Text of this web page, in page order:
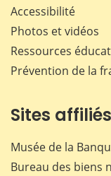
Accessibilité
Photos et vidéos
Ressources
Prévention de la
Sites affiliés
Musée de la
Bureau des biens